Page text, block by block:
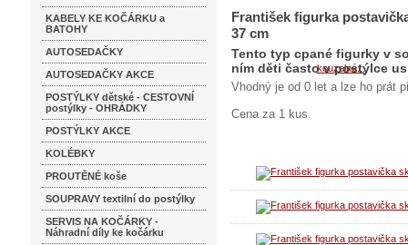
KABELY KE KOČÁRKU a
BATOHY
AUTOSEDAČKY
AUTOSEDAČKY AKCE
POSTÝLKY dětské - CESTOVNÍ
postýlky - OHRÁDKY
POSTÝLKY AKCE
KOLÉBKY
PROUTĚNÉ koše
SOUPRAVY textilní do postýlky
SERVIS NA KOČÁRKY -
Náhradní díly ke kočárku
František figurka
37 cm
Tento typ cpané figurky v
ním děti často v postýlce
Vhodný je od 0 let a lze ho prát
Cena za 1 kus.